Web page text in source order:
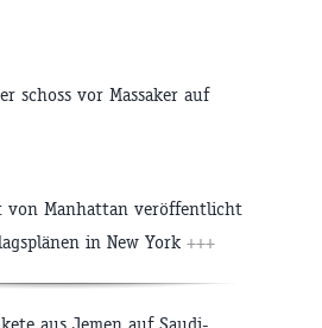
schoss vor Massaker auf
von Manhattan veröffentlicht
in New York +++